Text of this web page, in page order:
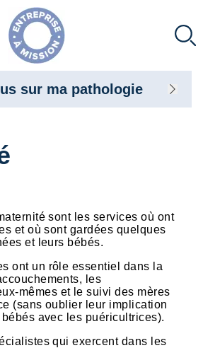
sont les services où ont
et où sont gardées quelques
et leurs bébés.
ont un rôle essentiel dans la
les
mêmes et le suivi des mères
(sans oublier leur implication
avec les puéricultrices).
qui exercent dans les
sur ma pathologie